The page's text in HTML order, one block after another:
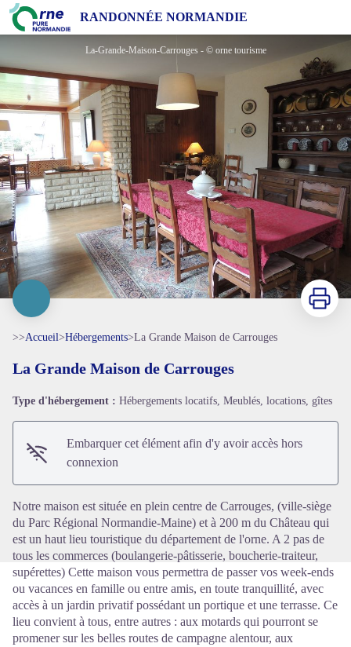
RANDONNÉE NORMANDIE
La Grande Maison de Carrouges
La-Grande-Maison-Carrouges - © orne tourisme
Voir l'image en plein écran
Imprimer
>>Accueil>Hébergements>La Grande Maison de Carrouges
La Grande Maison de Carrouges
Type d'hébergement : Hébergements locatifs, Meublés, locations, gîtes
Embarquer cet élément afin d'y avoir accès hors
connexion
Notre maison est située en plein centre de Carrouges, (ville-siège
du Parc Régional Normandie-Maine) et à 200 m du Château qui
est un haut lieu touristique du département de l'orne. A 2 pas de
tous les commerces (boulangerie-pâtisserie, boucherie-traiteur,
supérettes) Cette maison vous permettra de passer vos week-ends
ou vacances en famille ou entre amis, en toute tranquillité, avec
accès à un jardin privatif possédant un portique et une terrasse. Ce
lieu convient à tous, entre autres : aux motards qui pourront se
promener sur les belles routes de campagne alentour, aux